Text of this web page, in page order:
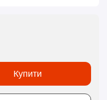
Купити